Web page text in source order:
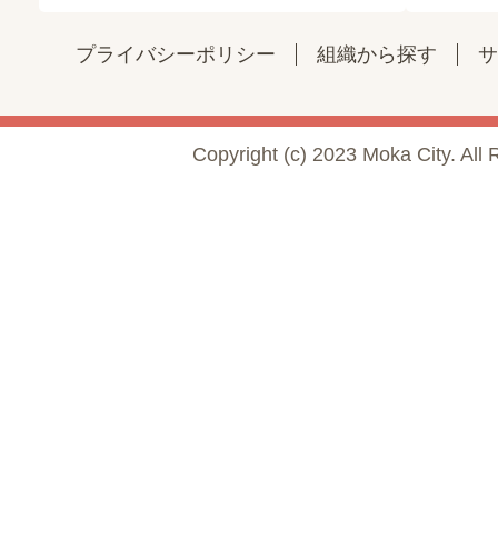
プライバシーポリシー 組織から探す
Copyright (c) 2023 Moka City. All